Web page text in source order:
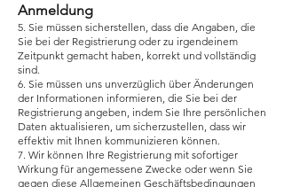
Anmeldung
5. Sie müssen sicherstellen, dass die Angaben, die
Sie bei der Registrierung oder zu irgendeinem
Zeitpunkt gemacht haben, korrekt und vollständig
sind.
6. Sie müssen uns unverzüglich über Änderungen
der Informationen informieren, die Sie bei der
Registrierung angeben, indem Sie Ihre persönlichen
Daten aktualisieren, um sicherzustellen, dass wir
effektiv mit Ihnen kommunizieren können.
7. Wir können Ihre Registrierung mit sofortiger
Wirkung für angemessene Zwecke oder wenn Sie
gegen diese Allgemeinen Geschäftsbedingungen